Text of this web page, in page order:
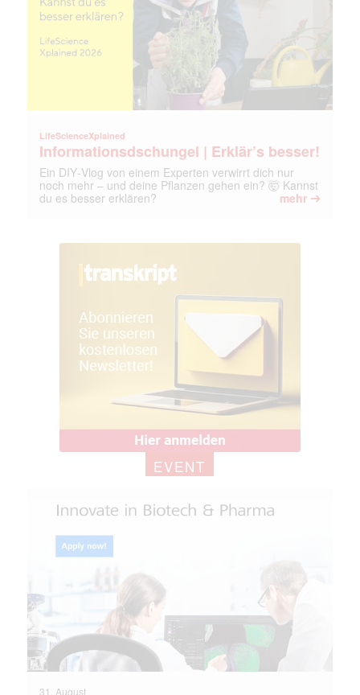
LifeScienceXplained
Informationsdschungel | Erklär’s besser!
Ein DIY‑Vlog von einem Experten verwirrt dich nur
noch mehr – und deine Pflanzen gehen ein? 🤯 Kannst
du es besser erklären?
mehr ➔
EVENT
31. August